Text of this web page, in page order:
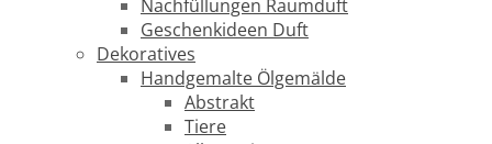
Nachfüllungen Raumduft
Geschenkideen Duft
Dekoratives
Handgemalte Ölgemälde
Abstrakt
Tiere